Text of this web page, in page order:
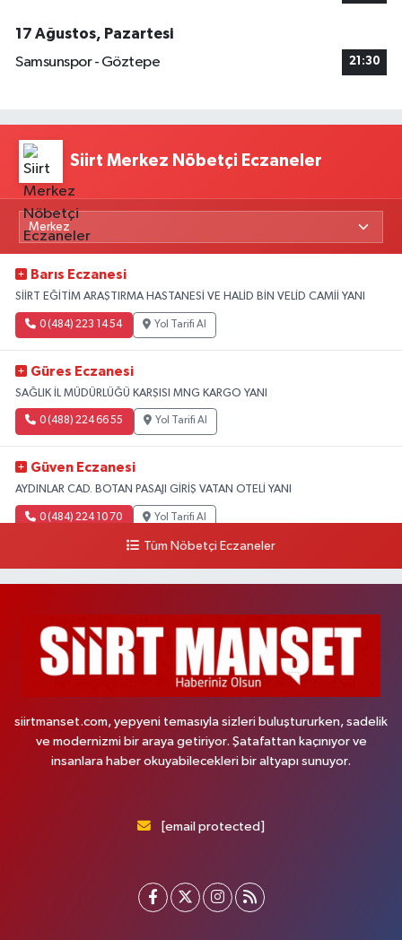
17 Ağustos, Pazartesi
Samsunspor - Göztepe
21:30
Siirt Merkez Nöbetçi Eczaneler
Barıs Eczanesi
SİİRT EĞİTİM ARAŞTIRMA HASTANESİ VE HALİD BİN VELİD CAMİİ YANI
0 (484) 223 14 54 Yol Tarifi Al
Güres Eczanesi
SAĞLIK İL MÜDÜRLÜĞÜ KARŞISI MNG KARGO YANI
0 (488) 224 66 55 Yol Tarifi Al
Güven Eczanesi
AYDINLAR CAD. BOTAN PASAJI GİRİŞ VATAN OTELİ YANI
0 (484) 224 10 70 Yol Tarifi Al
Tüm Nöbetçi Eczaneler
siirtmanset.com, yepyeni temasıyla sizleri buluştururken, sadelik
ve modernizmi bir araya getiriyor. Şatafattan kaçınıyor ve
insanlara haber okuyabilecekleri bir altyapı sunuyor.
[email protected]